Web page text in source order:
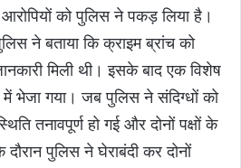
को पुलिस ने पकड़ लिया है।
ने बताया कि क्राइम ब्रांच को
मिली थी। इसके बाद एक विशेष
भेजा गया। जब पुलिस ने संदिग्धों को
तनावपूर्ण हो गई और दोनों पक्षों के
पुलिस ने घेराबंदी कर दोनों